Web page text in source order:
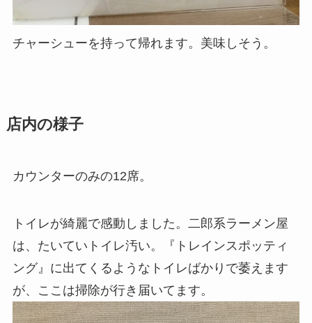
チャーシューを持って帰れます。美味しそう。
店内の様子
カウンターのみの12席。
トイレが綺麗で感動しました。二郎系ラーメン屋
は、たいていトイレ汚い。『トレインスポッティ
ング』に出てくるようなトイレばかりで萎えます
が、ここは掃除が行き届いてます。